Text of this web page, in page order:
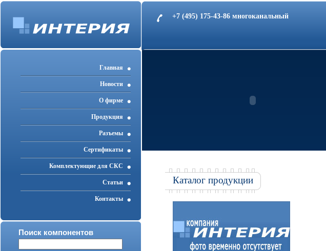
+7 (495) 175-43-86 многоканальный
Главная
Новости
О фирме
Продукция
Разъемы
Cертификаты
Комплектующие для СКС
Статьи
Контакты
Поиск компонентов
Каталог продукции